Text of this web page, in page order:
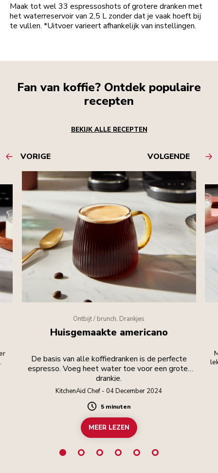
Maak tot wel 33 espressoshots of grotere dranken met
het waterreservoir van 2,5 L zonder dat je vaak hoeft bij
te vullen. *Uitvoer varieert afhankelijk van instellingen.
Fan van koffie? Ontdek populaire
recepten
BEKIJK ALLE RECEPTEN
VORIGE VOLGENDE
Ontbijt / brunch, Drankjes
Huisgemaakte americano
De basis van alle koffiedranken is de perfecte
espresso. Voeg heet water toe voor een groter
drankje.
KitchenAid Chef - 04 December 2024
Duration
5 minuten
MEER LEZEN